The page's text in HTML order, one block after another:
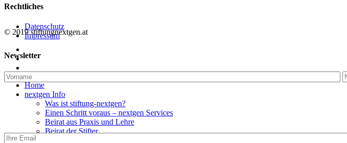
Rechtliches
Datenschutz
Impressum
Newsletter
© 2019 stiftungnextgen.at
linkedin
Close
Menu
Home
nextgen Info
Was ist stiftung-nextgen?
Einen Schritt voraus – nextgen Services
Beirat aus Praxis und Lehre
Beirat der Stifter